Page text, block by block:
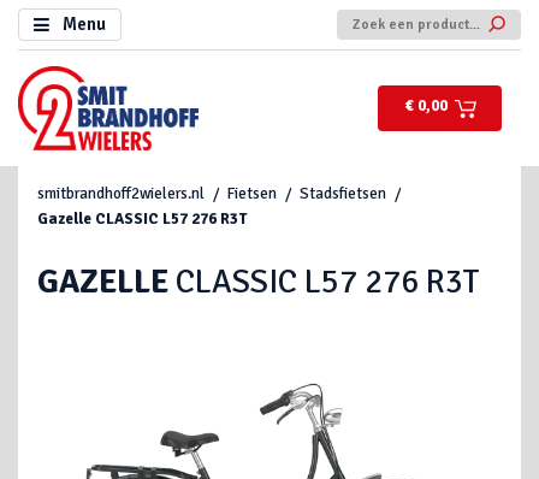
Menu
€ 0,00
smitbrandhoff2wielers.nl Fietsen
Stadsfietsen
Gazelle CLASSIC L57 276 R3T
GAZELLE CLASSIC L57 276 R3T